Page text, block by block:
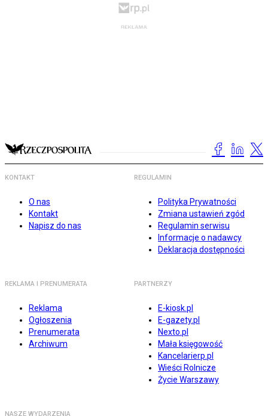
KONTAKT
O nas
Kontakt
Napisz do nas
REGULAMIN
Polityka Prywatności
Zmiana ustawień zgód
Regulamin serwisu
Informacje o nadawcy
Deklaracja dostępności
REKLAMA I PRENUMERATA
Reklama
Ogłoszenia
Prenumerata
Archiwum
PARTNERZY
E-kiosk.pl
E-gazety.pl
Nexto.pl
Mała księgowość
Kancelarierp.pl
Wieści Rolnicze
Życie Warszawy
NASZE WYDARZENIA